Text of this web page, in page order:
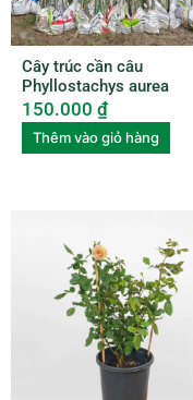
Cây trúc cần câu
Phyllostachys aurea
150.000 ₫
Thêm vào giỏ hàng